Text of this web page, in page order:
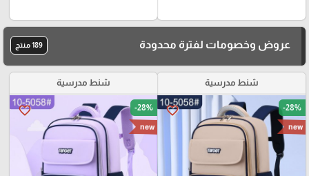
عروض وخصومات لفترة محدودة 189 منتج
شنط مدرسية
favorite_border -28%
new
شنط مدرسية
favorite_border -28%
new